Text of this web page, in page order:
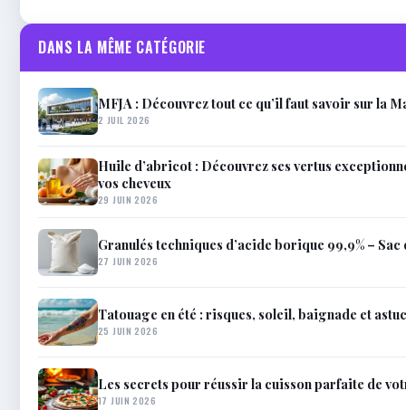
DANS LA MÊME CATÉGORIE
MFJA : Découvrez tout ce qu’il faut savoir sur la
2 JUIL 2026
Huile d’abricot : Découvrez ses vertus
vos cheveux
29 JUIN 2026
Granulés techniques d’acide borique 99,9% – Sac
27 JUIN 2026
Tatouage en été : risques, soleil, baignade et
25 JUIN 2026
Les secrets pour réussir la cuisson parfaite de
17 JUIN 2026